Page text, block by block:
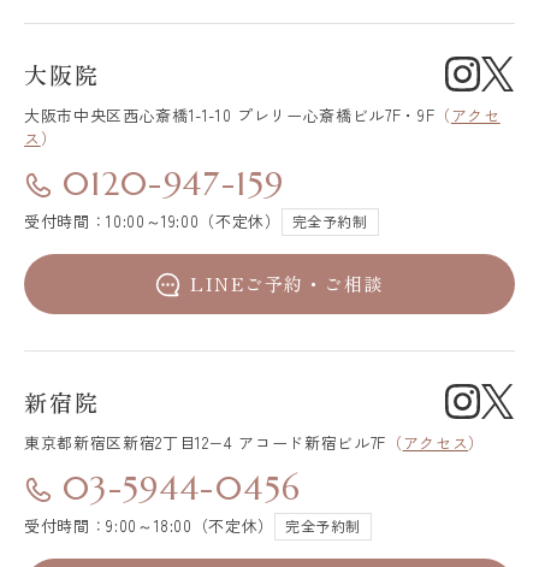
大阪院
大阪市中央区西心斎橋1-1-10 プレリー心斎橋ビル7F・9F （アクセ
ス ）
0120-947-159
受付時間：10:00～19:00（不定休） 完全予約制
LINEご予約・ご相談
新宿院
東京都新宿区新宿2丁目12−4 アコード新宿ビル7F （アクセス）
03-5944-0456
受付時間：9:00～18:00（不定休） 完全予約制